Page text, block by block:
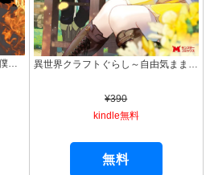
最期の火を灯す者 火葬場で働く僕の日常 (バンブーコミックス エッセイセレクション) 異世界クラフトぐらし～自由気ままな生産職のほのぼのスローライフ～（コミック） ： 1 (モンスターコミックス)
¥390
kindle無料
無料